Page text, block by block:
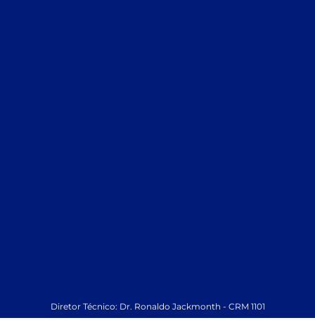
Diretor Técnico: Dr. Ronaldo Jackmonth - CRM 1101